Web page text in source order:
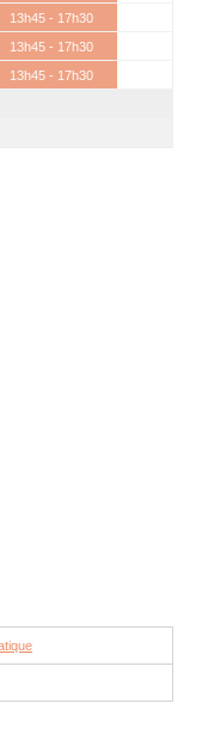
13h45 - 17h30
13h45 - 17h30
13h45 - 17h30